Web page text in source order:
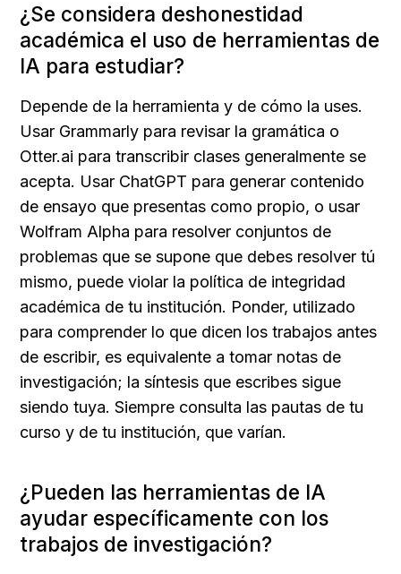
¿Se considera deshonestidad
académica el uso de herramientas de
IA para estudiar?
Depende de la herramienta y de cómo la uses.
Usar Grammarly para revisar la gramática o
Otter.ai para transcribir clases generalmente se
acepta. Usar ChatGPT para generar contenido
de ensayo que presentas como propio, o usar
Wolfram Alpha para resolver conjuntos de
problemas que se supone que debes resolver tú
mismo, puede violar la política de integridad
académica de tu institución. Ponder, utilizado
para comprender lo que dicen los trabajos antes
de escribir, es equivalente a tomar notas de
investigación; la síntesis que escribes sigue
siendo tuya. Siempre consulta las pautas de tu
curso y de tu institución, que varían.
¿Pueden las herramientas de IA
ayudar específicamente con los
trabajos de investigación?